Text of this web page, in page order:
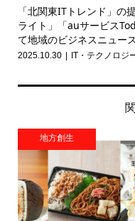
「北関東ITトレンド」の
ライト」「auサービス
て地域のビジネスニュー
2025.10.30 IT・テクノロジ
地方創生